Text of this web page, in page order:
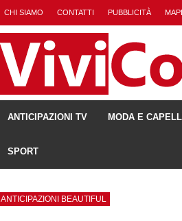
CHI SIAMO CONTATTI PUBBLICITÀ
ANTICIPAZIONI TV MODA E CAPELLI
SPORT
ANTICIPAZIONI BEAUTIFUL